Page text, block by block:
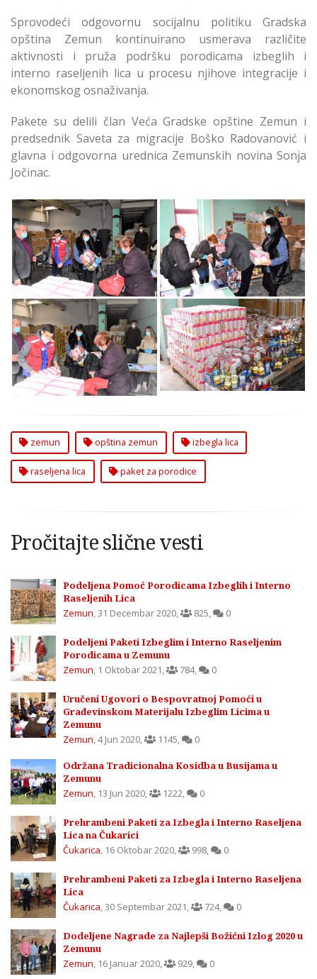
Sprovodeći odgovornu socijalnu politiku Gradska
opština Zemun kontinuirano usmerava različite
aktivnosti i pruža podršku porodicama izbeglih i
interno raseljenih lica u procesu njihove integracije i
ekonomskog osnaživanja.
Pakete su delili član Veća Gradske opštine Zemun i
predsednik Saveta za migracije Boško Radovanović i
glavna i odgovorna urednica Zemunskih novina Sonja
Jočinac.
Paket za Porodice
Izbeglih i Interno
Raseljenih Lica u
Zemunu
Paket za Porodice
Izbeglih i Interno
Raseljenih Lica u
Zemunu
Paket za Porodice
Izbeglih i Interno
Raseljenih Lica u
Zemunu
Paket za Porodice
Izbeglih i Interno
Raseljenih Lica u
Zemunu
zemun opština zemun izbegla lica
raseljena lica paket za porodice
Pročitajte slične vesti
Podeljena Pomoć Porodicama Izbeglih i Interno
Raseljenih Lica
Zemun,31 Decembar 2020, 825, 0
Podeljeni Paketi Izbeglim i Interno Raseljenim
Porodicama u Zemunu
Zemun, 1 Oktobar 2021, 784, 0
Uručeni Ugovori o Bespovratnoj Pomoći u
Građevinskom Materijalu Izbeglim Licima u
Zemunu
Zemun,4 Jun 2020, 1145, 0
Održana Tradicionalna Kosidba u Busijama u
Zemunu
Zemun, 13 Jun 2020, 1222, 0
Prehrambeni Paketi za Izbegla i Interno Raseljena
Lica na Čukarici
Čukarica, 16 Oktobar 2020, 998, 0
Prehrambeni Paketi za Izbegla i Interno Raseljena
Lica
Čukarica,30 Septembar 2021, 724, 0
Dodeljene Nagrade za Najlepši Božićni Izlog 2020 u
Zemunu
Zemun, 16 Januar 2020, 929, 0